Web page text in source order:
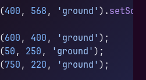
(400 , 568 , 'ground' ).
(600 , 400 , 'ground' );
(50 , 250 , 'ground' );
(750 , 220 , 'ground' );